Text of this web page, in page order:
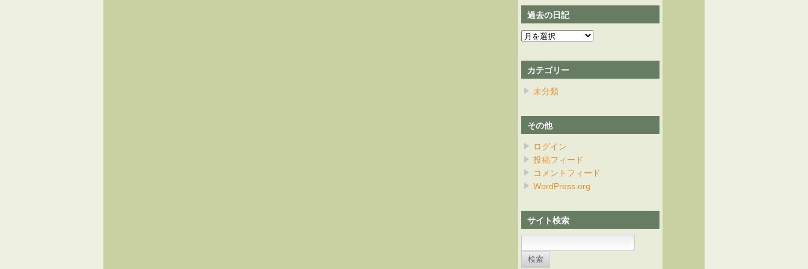
過去の日記
過
の
日
記
カテゴリー
未分類
その他
ログイン
投稿フィード
コメントフィード
WordPress.org
サイト検索
索: